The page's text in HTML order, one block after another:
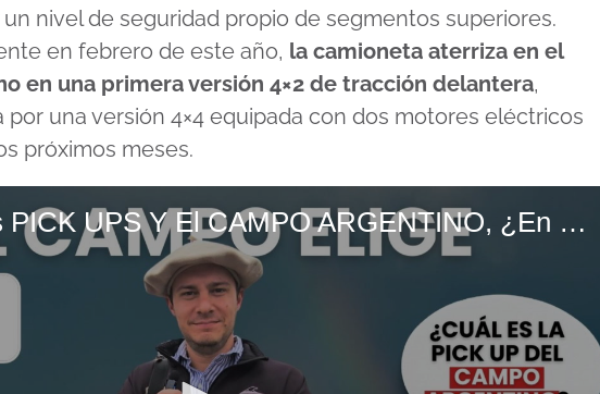
nivel de seguridad propio de segmentos superiores.
en febrero de este año, la camioneta aterriza en el
en una primera versión 4×2 de tracción delantera,
por una versión 4×4 equipada con dos motores eléctricos
próximos meses.
INFORME Las PICK UPS Y El CAMPO ARGENTINO, ¿En Un DILEMA INESPERADO (1)